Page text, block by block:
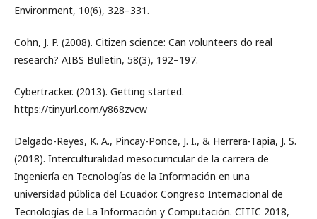
Environment, 10(6), 328–331.
Cohn, J. P. (2008). Citizen science: Can volunteers do real
research? AIBS Bulletin, 58(3), 192–197.
Cybertracker. (2013). Getting started.
https://tinyurl.com/y868zvcw
Delgado-Reyes, K. A., Pincay-Ponce, J. I., & Herrera-Tapia, J. S.
(2018). Interculturalidad mesocurricular de la carrera de
Ingeniería en Tecnologías de la Información en una
universidad pública del Ecuador. Congreso Internacional de
Tecnologías de La Información y Computación. CITIC 2018,